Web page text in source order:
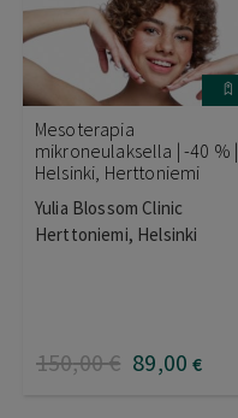
Mesoterapia
mikroneulaksella | -40 % |
Helsinki, Herttoniemi
Yulia Blossom Clinic
Herttoniemi, Helsinki
150,00€ 89,00 €